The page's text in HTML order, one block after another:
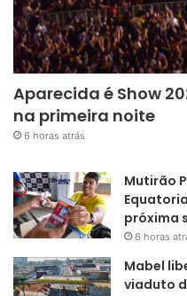
Aparecida é Show
na primeira noite
6 horas atrás
Mutirão
próxima
6 horas
Mabel
viaduto